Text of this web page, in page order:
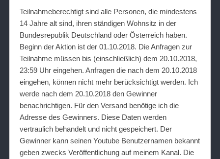
Teilnahmeberechtigt sind alle Personen, die mindestens
14 Jahre alt sind, ihren ständigen Wohnsitz in der
Bundesrepublik Deutschland oder Österreich haben.
Beginn der Aktion ist der 01.10.2018. Die Anfragen zur
Teilnahme müssen bis (einschließlich) dem 20.10.2018,
23:59 Uhr eingehen. Anfragen die nach dem 20.10.2018
eingehen, können nicht mehr berücksichtigt werden. Ich
werde nach dem 20.10.2018 den Gewinner
benachrichtigen. Für den Versand benötige ich die
Adresse des Gewinners. Diese Daten werden
vertraulich behandelt und nicht gespeichert. Der
Gewinner kann seinen Youtube Benutzernamen bekannt
geben zwecks Veröffentlichung auf meinem Kanal. Die